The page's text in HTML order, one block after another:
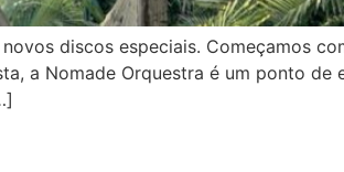
discos especiais. Começamos
a Nomade Orquestra é um ponto